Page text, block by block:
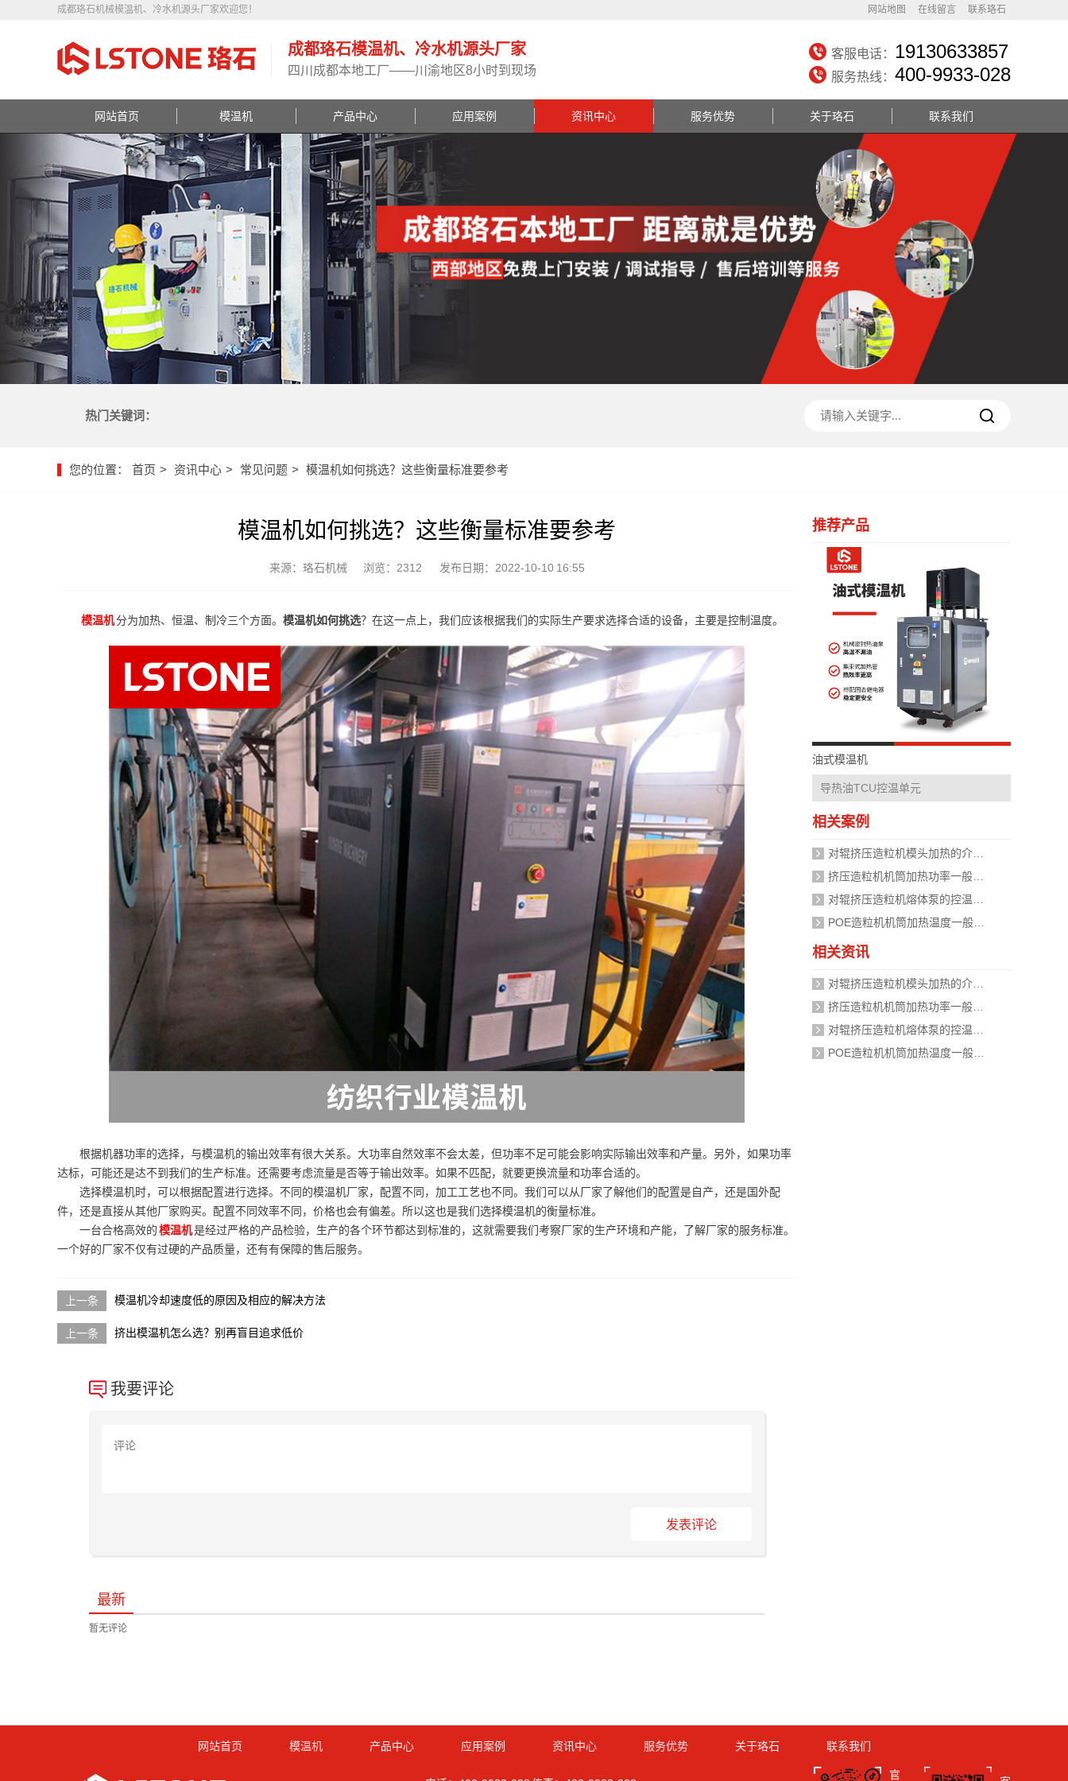
网站地图 在线留言 联系珞石
成都珞石机械模温机、冷水机源头厂家欢迎您！
客服电话： 19130633857
服务热线： 400-9933-028
成都珞石模温机、冷水机源头厂家
四川成都本地工厂——川渝地区8小时到现场
网站首页 模温机 产品中心 应用案例 资讯中心 服务优势 关于珞石 联系我们
热门关键词：
您的位置： 首页 资讯中心 常见问题 模温机如何挑选？这些衡量标准要参考
模温机如何挑选？这些衡量标准要参考
来源：珞石机械 浏览：2312 发布日期：2022-10-10 16:55
模温机分为加热、恒温、制冷三个方面。 模温机如何挑选？在这一点上，我们应该根据我们的实际生产要求选择合适的设备，主要是控制温度。
根据机器功率的选择，与模温机的输出效率有很大关系。大功率自然效率不会太差，但功率不足可能会影响实际输出效率和产量。另外，如果功率
达标，可能还是达不到我们的生产标准。还需要考虑流量是否等于输出效率。如果不匹配，就要更换流量和功率合适的。
选择模温机时，可以根据配置进行选择。不同的模温机厂家，配置不同，加工工艺也不同。我们可以从厂家了解他们的配置是自产，还是国外配
件，还是直接从其他厂家购买。配置不同效率不同，价格也会有偏差。所以这也是我们选择模温机的衡量标准。
一台合格高效的模温机是经过严格的产品检验，生产的各个环节都达到标准的，这就需要我们考察厂家的生产环境和产能，了解厂家的服务标准。
一个好的厂家不仅有过硬的产品质量，还有有保障的售后服务。
模温机冷却速度低的原因及相应的解决方法
挤出模温机怎么选？别再盲目追求低价
我要评论
发表评论
最新
暂无评论
推荐产品
油式模温机
导热油TCU控温单元
相关案例
相关资讯
网站首页 模温机 产品中心 应用案例 资讯中心 服务优势 关于珞石 联系我们
官